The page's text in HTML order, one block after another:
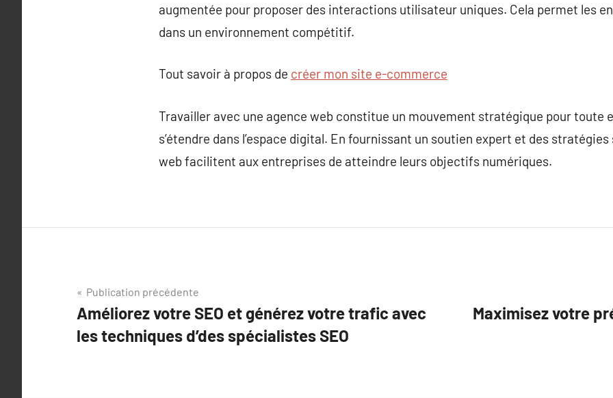
augmentée pour proposer des interactions utilisateur uniques. Cela permet les
dans un environnement compétitif.
Tout savoir à propos de créer mon site e-commerce
Travailler avec une agence web constitue un mouvement stratégique pour toute
s’étendre dans l’espace digital. En fournissant un soutien expert et des
web facilitent aux entreprises de atteindre leurs objectifs numériques.
Navigation
de
l’article
Publication précédente
Améliorez votre SEO et générez votre trafic avec
les techniques d’des spécialistes SEO
Maximisez votre